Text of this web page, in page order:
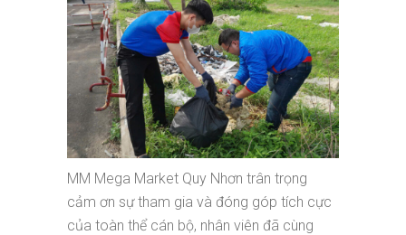
MM Mega Market Quy Nhơn trân trọng
cảm ơn sự tham gia và đóng góp tích cực
của toàn thể cán bộ, nhân viên đã cùng